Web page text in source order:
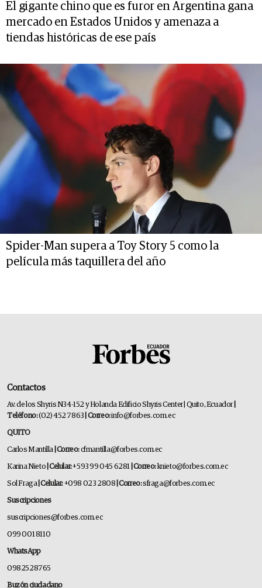
El gigante chino que es furor en Argentina gana
mercado en Estados Unidos y amenaza a
tiendas históricas de ese país
Spider-Man supera a Toy Story 5 como la
película más taquillera del año
Contactos
Av. de los Shyris N34-152 y Holanda Edificio Shyris Center | Quito, Ecuador
Teléfono:(02) 452 7863 | Correo:info@forbes.com.ec
QUITO
Carlos Mantilla | Correo:cfmantilla@forbes.com.ec
Karina Nieto | Celular:+593 99 045 6281 | Correo:knieto@forbes.com.ec
Sol Fraga| Celular:+098 023 2808 | Correo:sfraga@forbes.com.ec
Suscripciones
suscripciones@forbes.com.ec
099 001 8110
WhatsApp
0982528765
Buzón ciudadano